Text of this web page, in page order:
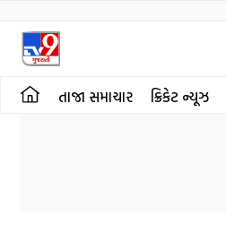
તાજા સમાચાર ક્રિકેટ ન્યૂઝ